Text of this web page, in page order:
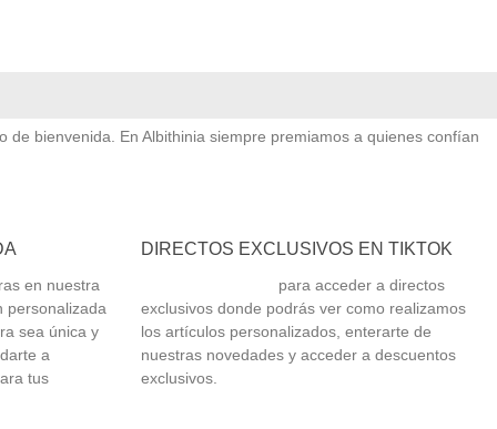
de bienvenida. En Albithinia siempre premiamos a quienes confían
en nuestra
personalizada
sea única y
a
tus
DIRECTOS EXCLUSIVOS EN TIKTOK
para acceder a directos
exclusivos donde podrás ver como realizamos
los artículos personalizados, enterarte de
nuestras novedades y acceder a descuentos
exclusivos.